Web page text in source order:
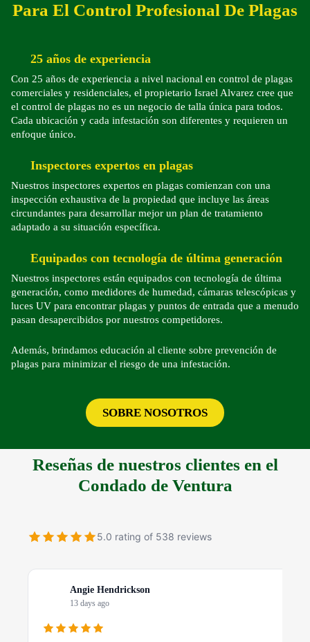
Para El Control Profesional De Plagas
25 años de experiencia
Con 25 años de experiencia a nivel nacional en control de plagas
comerciales y residenciales, el propietario Israel Alvarez cree que
el control de plagas no es un negocio de talla única para todos.
Cada ubicación y cada infestación son diferentes y requieren un
enfoque único.
Inspectores expertos en plagas
Nuestros inspectores expertos en plagas comienzan con una
inspección exhaustiva de la propiedad que incluye las áreas
circundantes para desarrollar mejor un plan de tratamiento
adaptado a su situación específica.
Equipados con tecnología de última generación
Nuestros inspectores están equipados con tecnología de última
generación, como medidores de humedad, cámaras telescópicas y
luces UV para encontrar plagas y puntos de entrada que a menudo
pasan desapercibidos por nuestros competidores.
Además, brindamos educación al cliente sobre prevención de
plagas para minimizar el riesgo de una infestación.
SOBRE NOSOTROS
Reseñas de nuestros clientes en el
Condado de Ventura
5.0 rating of 538 reviews
Angie Hendrickson
13 days ago